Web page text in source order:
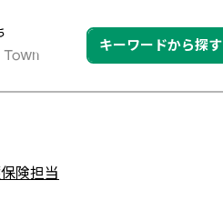
キーワードから探す
険担当